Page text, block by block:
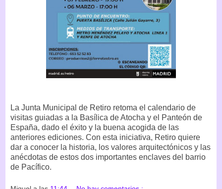
La Junta Municipal de Retiro retoma el calendario de
visitas guiadas a la Basílica de Atocha y el Panteón de
España, dado el éxito y la buena acogida de las
anteriores ediciones. Con esta iniciativa, Retiro quiere
dar a conocer la historia, los valores arquitectónicos y las
anécdotas de estos dos importantes enclaves del barrio
de Pacífico.